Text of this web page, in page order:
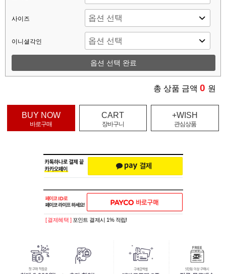
사이즈
이니셜각인
옵션 선택 완료
총 상품 금액 0 원
BUY NOW
바로구매
CART
장바구니
+WISH
관심상품
[ 결제혜택 ] 포인트 결제시 1% 적립!